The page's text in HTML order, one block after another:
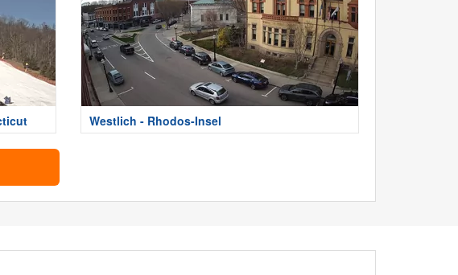
Westlich - Rhodos-Insel